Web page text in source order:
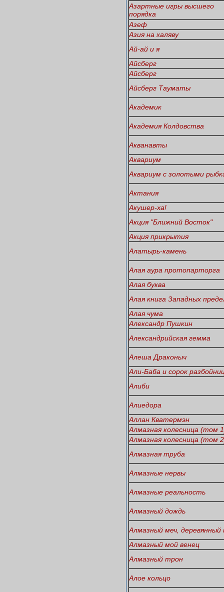
Азартные игры высшего
порядка
Азеф
Азия на халяву
Ай-ай и я
Айсберг
Айсберг
Айсберг Тауматы
Академик
Академия Колдовства
Акванавты
Аквариум
Аквариум с золотыми
Актания
Акушер-ха!
Акция "Ближний Восток"
Акция прикрытия
Алатырь-камень
Алая аура протопарторга
Алая буква
Алая книга Западных
Алая чума
Александр Пушкин
Александрийская гемма
Алеша Драконыч
Али-Баба и сорок
Алиби
Алиедора
Аллан Кватермэн
Алмазная колесница (том
Алмазная колесница (том
Алмазная труба
Алмазные нервы
Алмазные реальность
Алмазный дождь
Алмазный меч, деревянный
Алмазный мой венец
Алмазный трон
Алое кольцо